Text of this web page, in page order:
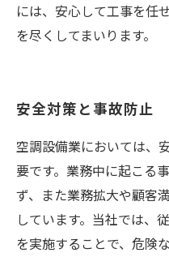
には、安心して工事を任
を尽くしてまいります。
安全対策と事故防止
空調設備業においては、
要です。業務中に起こる
ず、また業務拡大や顧客
しています。当社では、
を実施することで、危険